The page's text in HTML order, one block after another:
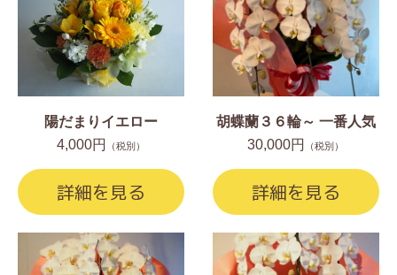
陽だまりイエロー
4,000円
（税別）
詳細を見る
胡蝶蘭３６輪～ 一番人気
30,000円
（税別）
詳細を見る